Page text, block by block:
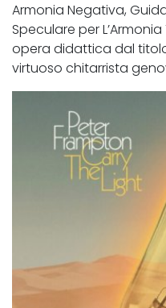
Armonia Negativa,
Speculare per
opera didattica dal
virtuoso chitarrista